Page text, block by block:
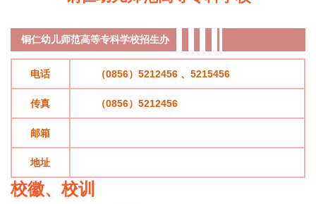
铜仁幼儿师范高等专科学校招生办
电话 （0856）5212456 、5215456
传真 （0856）5212456
邮箱
地址
校徽、校训